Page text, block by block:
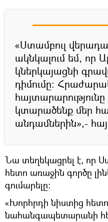
«Ստամբուլ
ակնկալում եմ, որ
կներկայացնի
դիմումը:
հայտարարությունը
կտարածենք մեր
անդամներին»,-
Նա տեղեկացրել է, որ
հետո առաջին գործը
գումարելը:
«Խորհրդի նիստից
նահանգապետարանի